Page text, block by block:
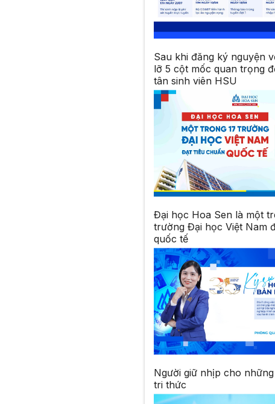
Sau khi đăng ký nguyện
lỡ 5 cột mốc quan trọng
tân sinh viên HSU
Đại học Hoa Sen là một
trường Đại học Việt Nam
quốc tế
Người giữ nhịp cho
tri thức